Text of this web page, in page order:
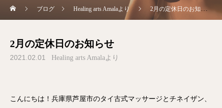
ブログ Healing arts Amalaより 2月の定休日のお知らせ
2月の定休日のお知らせ
2021.02.01 Healing arts Amalaより
こんにちは！兵庫県芦屋市のタイ古式マッサージとチネイザン、